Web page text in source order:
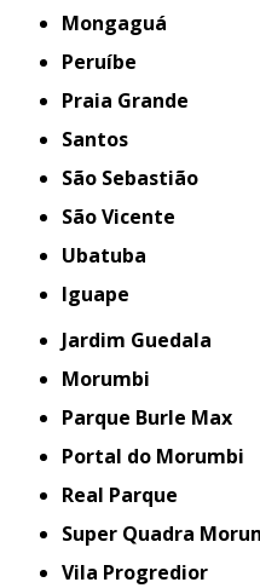
Mongaguá
Peruíbe
Praia Grande
Santos
São Sebastião
São Vicente
Ubatuba
iguape
Jardim Guedala
Morumbi
Parque Burle Max
Portal do Morumbi
Real Parque
Super Quadra
Vila Progredior